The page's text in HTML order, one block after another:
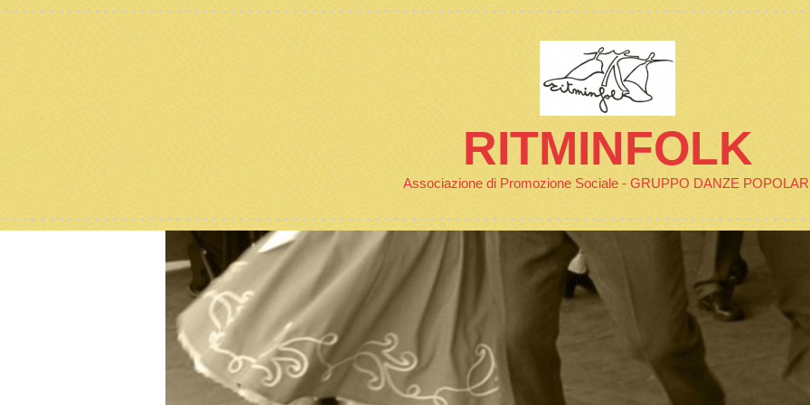
RITMINFOLK
Associazione di Promozione Sociale - GRUPPO DANZE